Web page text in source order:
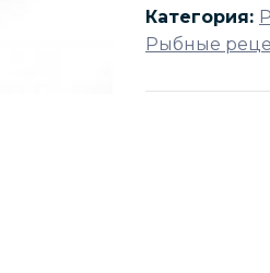
Категория:
Рыбные